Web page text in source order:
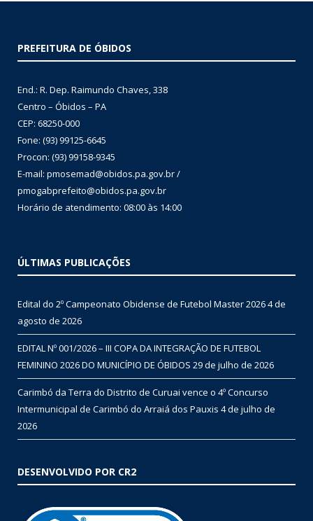
PREFEITURA DE ÓBIDOS
End.: R. Dep. Raimundo Chaves, 338
Centro – Óbidos – PA
CEP: 68250-000
Fone: (93) 99125-6645
Procon: (93) 99158-9345
E-mail: pmosemad@obidos.pa.gov.br /
pmogabprefeito@obidos.pa.gov.br
Horário de atendimento: 08:00 às 14:00
ÚLTIMAS PUBLICAÇÕES
Edital do 2º Campeonato Obidense de Futebol Master 20264 de
agosto de 2026
EDITAL Nº 001/2026 – III COPA DA INTEGRAÇÃO DE FUTEBOL
FEMININO 2026 DO MUNICÍPIO DE ÓBIDOS 29 de julho de 2026
Carimbó da Terra do Distrito de Curuai vence o 4º Concurso
Intermunicipal de Carimbó do Arraiá dos Pauxis 4 de julho de
2026
DESENVOLVIDO POR CR2